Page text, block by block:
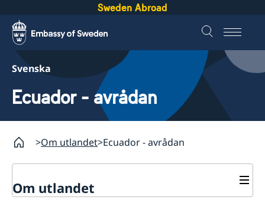
Sweden Abroad
Svenska
Ecuador - avrådan
Om utlandet Ecuador - avrådan
Om utlandet